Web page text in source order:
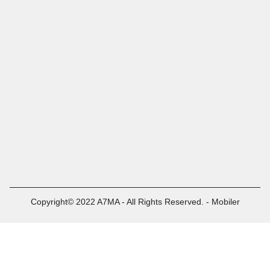
Copyright© 2022 A7MA - All Rights Reserved. - Mobiler